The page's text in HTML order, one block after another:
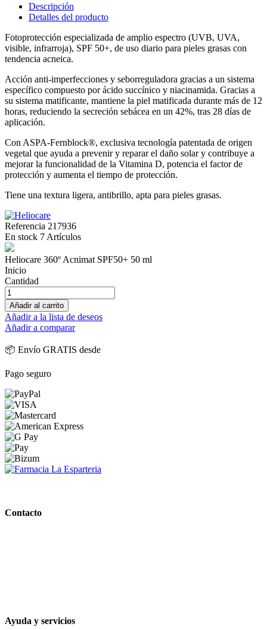
Descripción
Detalles del producto
Fotoprotección especializada de amplio espectro (UVB, UVA,
visible, infrarroja), SPF 50+, de uso diario para pieles grasas con
tendencia acneica.
Acción anti-imperfecciones y seborreguladora gracias a un sistema
específico compuesto por ácido succínico y niacinamida. Gracias a
su sistema matificante, mantiene la piel matificada durante más de 12
horas, reduciendo la secreción sebácea en un 42%, tras 28 días de
aplicación.
Con ASPA-Fernblock®, exclusiva tecnología patentada de origen
vegetal que ayuda a prevenir y reparar el daño solar y contribuye a
mejorar la funcionalidad de la Vitamina D, potencia el factor de
protección y aumenta el tiempo de protección.
Tiene una textura ligera, antibrillo, apta para pieles grasas.
Referencia 217936
En stock 7 Artículos
Heliocare 360º Acnimat SPF50+ 50 ml
Inicio
Cantidad
Añadir al carrito
Añadir a la lista de deseos
Añadir a comparar
📦 Envío GRATIS desde
Pago seguro
Contacto
Ayuda y servicios